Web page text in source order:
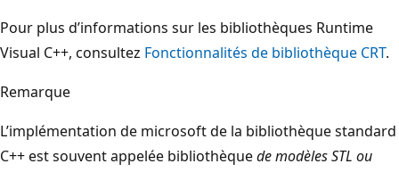
Pour plus d’informations sur les bibliothèques Runtime
Visual C++, consultez Fonctionnalités de bibliothèque CRT.
Remarque
L’implémentation de microsoft de la bibliothèque standard
C++ est souvent appelée bibliothèquede modèles STL ou